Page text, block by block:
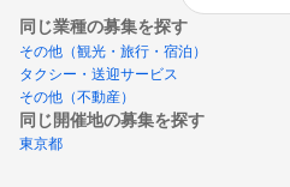
同じ業種の募集を探す
その他（観光・旅行・宿泊）
タクシー・送迎サービス
その他（不動産）
同じ開催地の募集を探す
東京都